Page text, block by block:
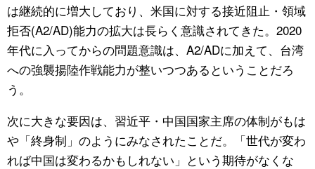
は継続的に増大しており、米国に対する接近阻止・領域
拒否(A2/AD)能力の拡大は長らく意識されてきた。2020
年代に入ってからの問題意識は、A2/ADに加えて、台湾
への強襲揚陸作戦能力が整いつつあるということだろ
う。
次に大きな要因は、習近平・中国国家主席の体制がもは
や「終身制」のようにみなされたことだ。「世代が変わ
れば中国は変わるかもしれない」という期待がなくな